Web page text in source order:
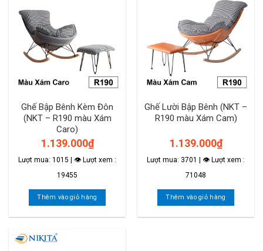
Ghế Bập Bênh Kèm Đôn
(NKT – R190 màu Xám
Caro)
1.139.000₫
Lượt mua: 1015 | 👁 Lượt xem :
19455
Thêm vào giỏ hàng
Ghế Lười Bập Bênh (NKT –
R190 màu Xám Cam)
1.139.000₫
Lượt mua: 3701 | 👁 Lượt xem :
71048
Thêm vào giỏ hàng